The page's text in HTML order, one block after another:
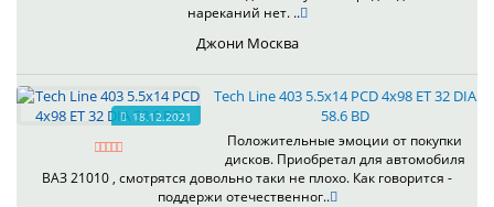
нареканий нет. ..
Джони Москва
18.12.2021
Tech Line 403 5.5x14 PCD 4x98 ET 32 DIA
58.6 BD
Положительные эмоции от покупки
дисков. Приобретал для автомобиля
ВАЗ 21010 , смотрятся довольно таки не плохо. Как говорится -
поддержи отечественног..